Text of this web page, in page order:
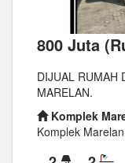
800 Juta
DIJUAL RUMAH
MARELAN.
Komplek
Komplek